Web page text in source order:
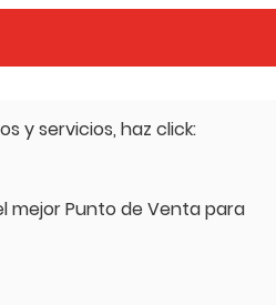
y servicios, haz click:
mejor Punto de Venta para